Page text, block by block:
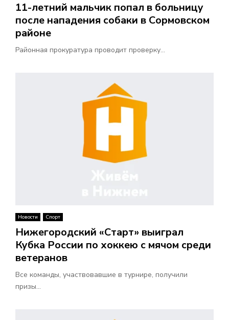
11-летний мальчик попал в больницу
после нападения собаки в Сормовском
районе
Районная прокуратура проводит проверку...
Новости Спорт
Нижегородский «Старт» выиграл
Кубка России по хоккею с мячом среди
ветеранов
Все команды, участвовавшие в турнире, получили
призы...